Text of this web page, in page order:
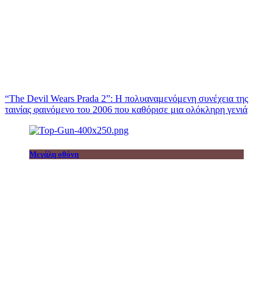
“The Devil Wears Prada 2”: Η πολυαναμενόμενη συνέχεια της
ταινίας φαινόμενο του 2006 που καθόρισε μια ολόκληρη γενιά
Μεγάλη οθόνη